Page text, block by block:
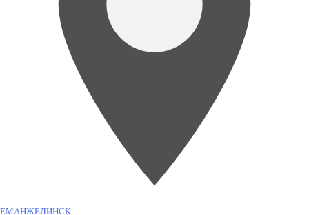
ЕМАНЖЕЛИНСК